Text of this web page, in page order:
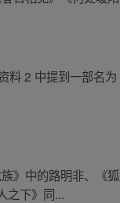
料 2 中提到一部名
》中的路明非、《
之下》同...